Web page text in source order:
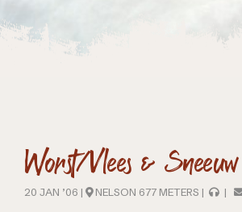
Worst/Vlees & Sneeuw
20 JAN ’06 | NELSON 677 METERS | |